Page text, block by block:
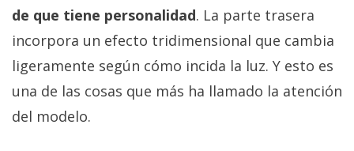
de que tiene personalidad. La parte trasera
incorpora un efecto tridimensional que cambia
ligeramente según cómo incida la luz. Y esto es
una de las cosas que más ha llamado la atención
del modelo.